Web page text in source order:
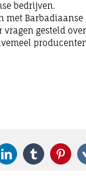
bedrijven.
met Barbadiaanse
vragen gesteld over
LinkedInTumblr